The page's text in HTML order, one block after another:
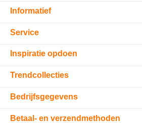
Informatief
Service
Inspiratie opdoen
Trendcollecties
Bedrijfsgegevens
Betaal- en verzendmethoden